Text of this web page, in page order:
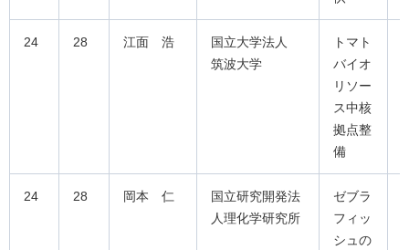
24 28 江面 浩
国立大学法人
筑波大学
トマト
バイオ
リソー
ス中核
拠点整
備
24 28 岡本 仁
国立研究開発法
人理化学研究所
ゼブラ
フィッ
シュの